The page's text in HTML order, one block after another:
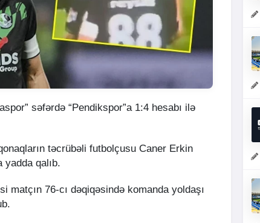
səfərdə “Pendikspor”a 1:4 hesabı ilə
təcrübəli futbolçusu Caner Erkin
qalıb.
matçın 76-cı dəqiqəsində komanda yoldaşı